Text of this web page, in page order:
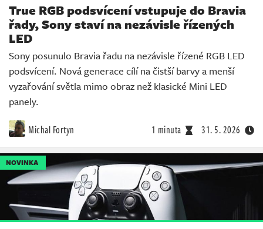
True RGB podsvícení vstupuje do Bravia
řady, Sony staví na nezávisle řízených
LED
Sony posunulo Bravia řadu na nezávisle řízené RGB LED
podsvícení. Nová generace cílí na čistší barvy a menší
vyzařování světla mimo obraz než klasické Mini LED
panely.
Michal Fortyn 1 minuta 31. 5. 2026
NOVINKA